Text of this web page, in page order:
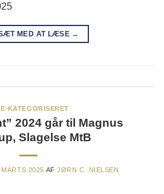
MED AT LÆSE →
KATEGORISERET
2024 går til Magnus
Slagelse MtB
2025 AFJØRN C. NIELSEN